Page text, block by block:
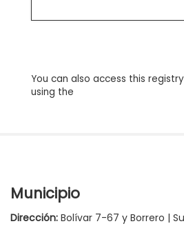
You can also access this registry
using the
Municipio
Dirección: Bolívar 7-67 y Borrero |